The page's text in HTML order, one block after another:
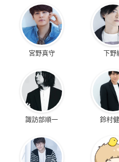
宮野真守 下野
諏訪部順一 鈴村